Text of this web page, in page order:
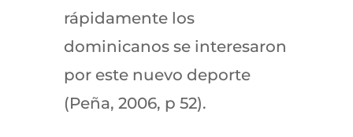
rápidamente los
dominicanos se interesaron
por este nuevo deporte
(Peña, 2006, p 52).